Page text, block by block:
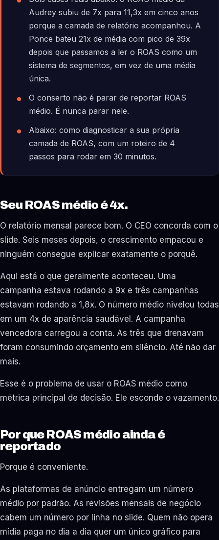
Audrey subiu de 7x para 11,3x em cinco anos
porque a camada de relatório acompanhou. A
Ponce bateu 21x de média com pico de 39x
depois que passamos a ler o ROAS como um
sistema de segmentos, em vez de uma média
única.
O conserto não é parar de reportar ROAS
médio. É nunca parar nele.
Abaixo: como diagnosticar a sua própria
camada de ROAS, com um roteiro de 4
passos para rodar em 30 minutos.
Seu ROAS médio é 4x.
O relatório mensal parece bom. O CEO concorda com o
slide. Seis meses depois, o crescimento empacou e
ninguém consegue explicar exatamente o porquê.
Aqui está o que geralmente aconteceu. Uma
campanha estava rodando a 9x e três campanhas
estavam rodando a 1,8x. O número médio nivelou todas
em um 4x de aparência saudável. A campanha
vencedora carregou a conta. As três que drenavam
foram consumindo orçamento em silêncio. Até não dar
mais.
Esse é o problema de usar o ROAS médio como
métrica principal de decisão. Ele esconde o vazamento.
Por que ROAS médio ainda é
reportado
Porque é conveniente.
As plataformas de anúncio entregam um número
médio por padrão. As revisões mensais de negócio
cabem um número por linha no slide. Quem não opera
mídia paga no dia a dia quer um único gráfico para